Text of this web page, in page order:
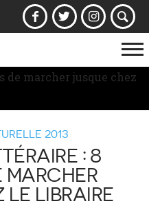
la
2013
: 8
MARCHER
LIBRAIRE